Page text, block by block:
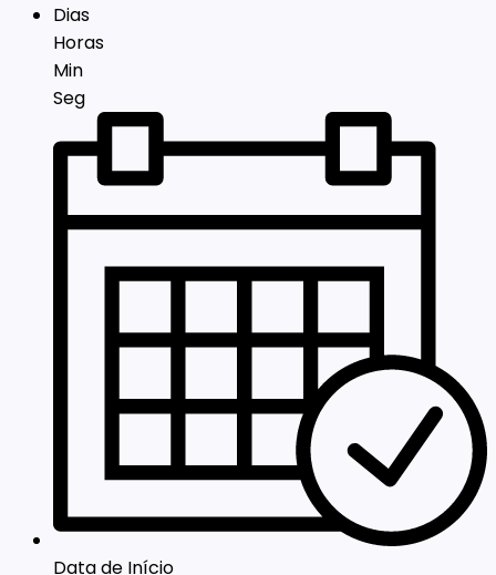
Dias
Horas
Min
Seg
Data de Início